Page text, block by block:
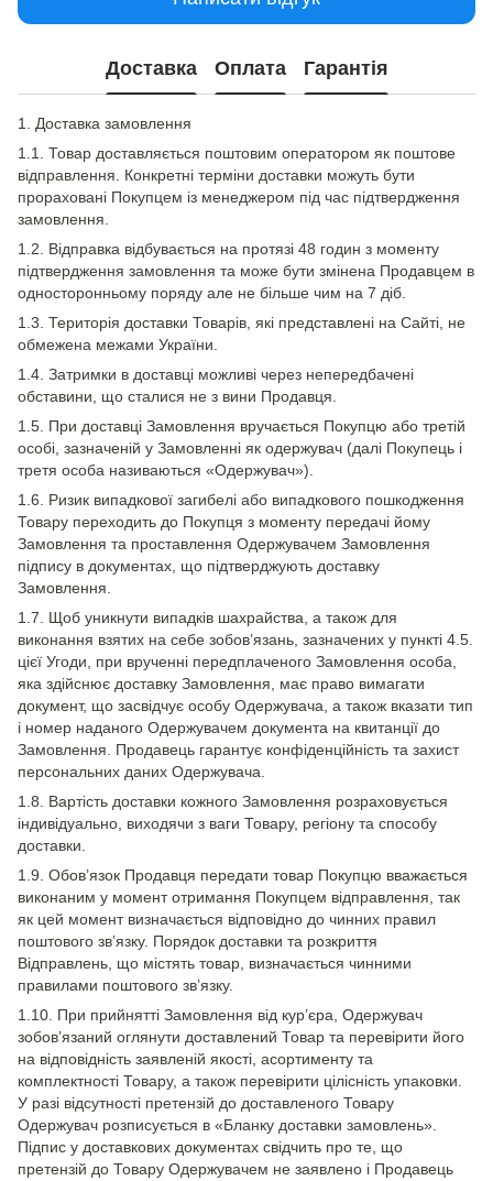
Доставка Оплата Гарантія
1. Доставка замовлення
1.1. Товар доставляється поштовим оператором як поштове
відправлення. Конкретні терміни доставки можуть бути
прораховані Покупцем із менеджером під час підтвердження
замовлення.
1.2. Відправка відбувається на протязі 48 годин з моменту
підтвердження замовлення та може бути змінена Продавцем в
односторонньому поряду але не більше чим на 7 діб.
1.3. Територія доставки Товарів, які представлені на Сайті, не
обмежена межами України.
1.4. Затримки в доставці можливі через непередбачені
обставини, що сталися не з вини Продавця.
1.5. При доставці Замовлення вручається Покупцю або третій
особі, зазначеній у Замовленні як одержувач (далі Покупець і
третя особа називаються «Одержувач»).
1.6. Ризик випадкової загибелі або випадкового пошкодження
Товару переходить до Покупця з моменту передачі йому
Замовлення та проставлення Одержувачем Замовлення
підпису в документах, що підтверджують доставку
Замовлення.
1.7. Щоб уникнути випадків шахрайства, а також для
виконання взятих на себе зобов’язань, зазначених у пункті 4.5.
цієї Угоди, при врученні передплаченого Замовлення особа,
яка здійснює доставку Замовлення, має право вимагати
документ, що засвідчує особу Одержувача, а також вказати тип
і номер наданого Одержувачем документа на квитанції до
Замовлення. Продавець гарантує конфіденційність та захист
персональних даних Одержувача.
1.8. Вартість доставки кожного Замовлення розраховується
індивідуально, виходячи з ваги Товару, регіону та способу
доставки.
1.9. Обов’язок Продавця передати товар Покупцю вважається
виконаним у момент отримання Покупцем відправлення, так
як цей момент визначається відповідно до чинних правил
поштового зв’язку. Порядок доставки та розкриття
Відправлень, що містять товар, визначається чинними
правилами поштового зв’язку.
1.10. При прийнятті Замовлення від кур’єра, Одержувач
зобов’язаний оглянути доставлений Товар та перевірити його
на відповідність заявленій якості, асортименту та
комплектності Товару, а також перевірити цілісність упаковки.
У разі відсутності претензій до доставленого Товару
Одержувач розписується в «Бланку доставки замовлень».
Підпис у доставкових документах свідчить про те, що
претензій до Товару Одержувачем не заявлено і Продавець